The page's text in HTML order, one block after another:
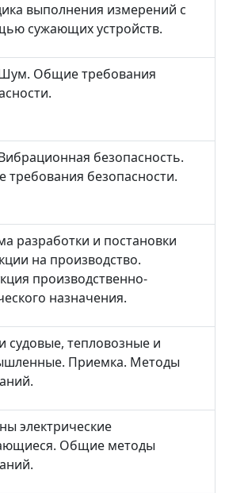
выполнения измерений с
сужающих устройств.
Общие требования
безопасность.
безопасности.
разработки и постановки
на производство.
производственно-
назначения.
судовые, тепловозные и
Приемка. Методы
электрические
Общие методы